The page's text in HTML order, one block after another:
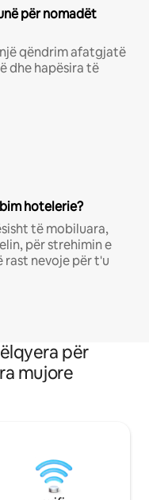
për nomadët
qëndrim afatgjatë
dhe hapësira të
hotelerie?
të mobiluara,
për strehimin e
rast nevoje për t'u
për
mujore